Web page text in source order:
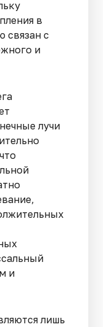
в
связан с
и
лучи
и
лишь